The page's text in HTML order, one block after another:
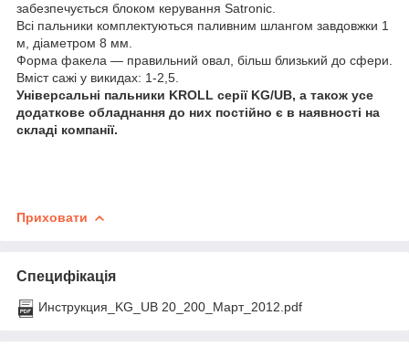
забезпечується блоком керування Satronic.
Всі пальники комплектуються паливним шлангом завдовжки 1
м, діаметром 8 мм.
Форма факела — правильний овал, більш близький до сфери.
Вміст сажі у викидах: 1-2,5.
Універсальні пальники KROLL серії KG/UB, а також усе
додаткове обладнання до них постійно є в наявності на
складі компанії.
Приховати
Специфікація
Инструкция_KG_UB 20_200_Март_2012.pdf